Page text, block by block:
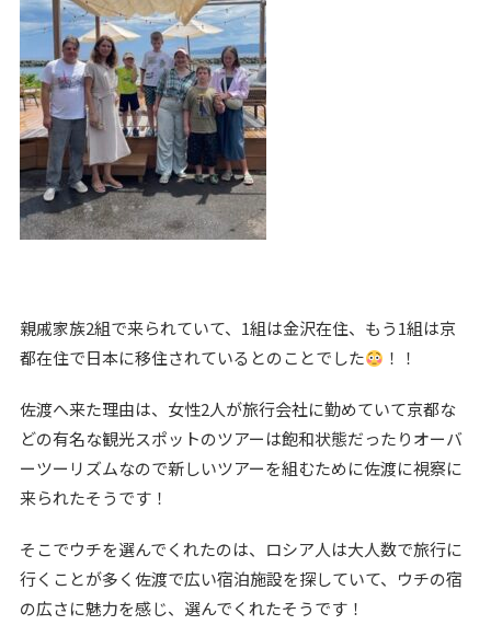
親戚家族2組で来られていて、1組は金沢在住、もう1組は京
都在住で日本に移住されているとのことでした
！！
佐渡へ来た理由は、女性2人が旅行会社に勤めていて京都な
どの有名な観光スポットのツアーは飽和状態だったりオーバ
ーツーリズムなので新しいツアーを組むために佐渡に視察に
来られたそうです！
そこでウチを選んでくれたのは、ロシア人は大人数で旅行に
行くことが多く佐渡で広い宿泊施設を探していて、ウチの宿
の広さに魅力を感じ、選んでくれたそうです！